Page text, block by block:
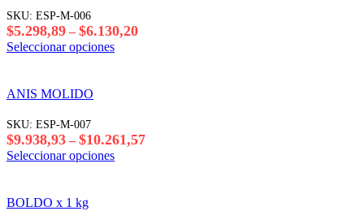
SKU: ESP-M-006
$5.298,89 – $6.130,20Rango
Seleccionar opcionesEste
opciones
se
pueden
ANIS MOLIDO
SKU: ESP-M-007
$9.938,93 – $10.261,57Rango
Seleccionar opcionesEste
BOLDO x 1 kg